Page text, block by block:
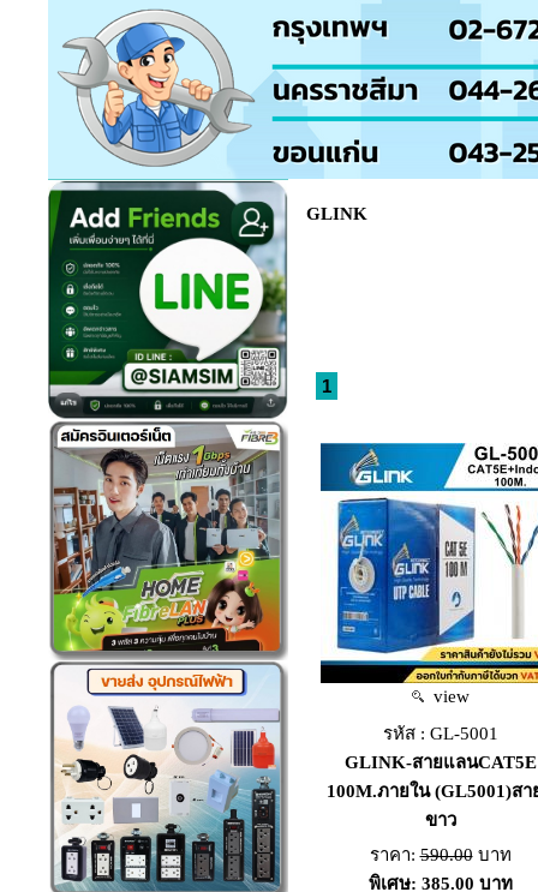
GLINK
1
view
รหัส : GL-5001
GLINK-สายแลนCAT5E
100M.ภายใน (GL5001)สา
ขาว
ราคา:590.00บาท
พิเศษ: 385.00 บาท